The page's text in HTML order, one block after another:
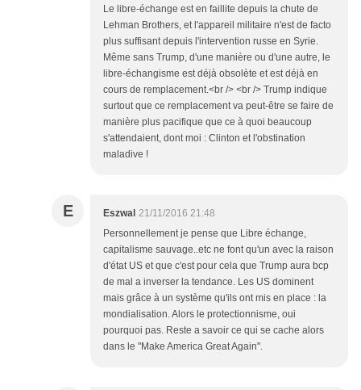
Le libre-échange est en faillite depuis la chute de
Lehman Brothers, et l'appareil militaire n'est de facto
plus suffisant depuis l'intervention russe en Syrie.
Même sans Trump, d'une manière ou d'une autre, le
libre-échangisme est déjà obsolète et est déjà en
cours de remplacement.<br /> <br /> Trump indique
surtout que ce remplacement va peut-être se faire de
manière plus pacifique que ce à quoi beaucoup
s'attendaient, dont moi : Clinton et l'obstination
maladive !
E Eszwal 21/11/2016 21:48
Personnellement je pense que Libre échange,
capitalisme sauvage..etc ne font qu'un avec la raison
d'état US et que c'est pour cela que Trump aura bcp
de mal a inverser la tendance. Les US dominent
mais grâce à un système qu'ils ont mis en place : la
mondialisation. Alors le protectionnisme, oui
pourquoi pas. Reste a savoir ce qui se cache alors
dans le "Make America Great Again".